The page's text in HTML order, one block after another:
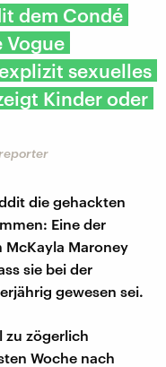
dem Condé
Vogue
sexuelles
Kinder oder
die gehackten
Eine der
McKayla Maroney
sie bei der
gewesen sei.
zu zögerlich
Woche nach